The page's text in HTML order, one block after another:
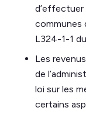
d’effectuer
communes
L324-1-1
Les
de
loi sur les
certains